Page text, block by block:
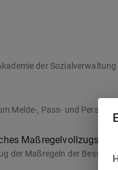
der Sozialverwaltung
Melde-, Pass- und
der Maßregeln der